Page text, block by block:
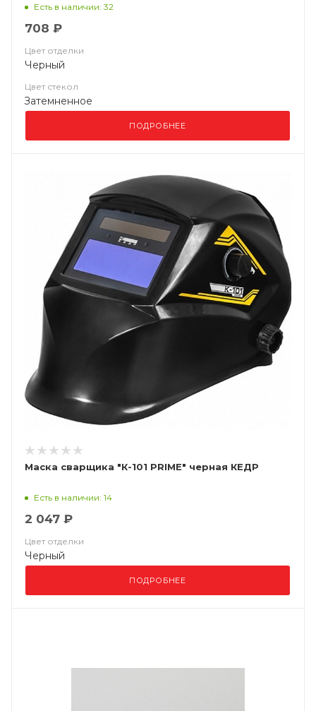
Есть в наличии: 32
708 ₽
Цвет отделки
Черный
Цвет стекол
Затемненное
ПОДРОБНЕЕ
Маска сварщика "К-101 PRIME" черная КЕДР
Есть в наличии: 14
2 047 ₽
Цвет отделки
Черный
ПОДРОБНЕЕ